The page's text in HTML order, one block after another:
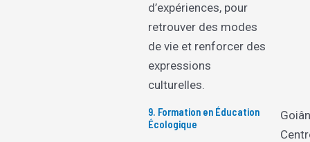
d’expériences, pour
retrouver des modes
de vie et renforcer des
expressions
culturelles.
9. Formation en Éducation
Écologique